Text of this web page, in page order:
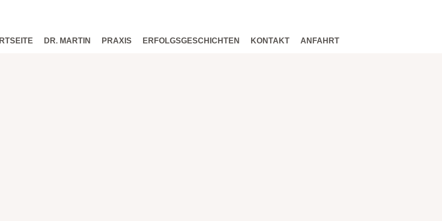
ANFAHRT
KONTAKT
ERFOLGSGESCHICHTEN
PRAXIS
DR. MARTIN